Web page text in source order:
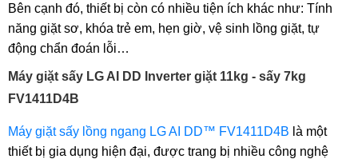
Bên cạnh đó, thiết bị còn có nhiều tiện ích khác như: Tính
năng giặt sơ, khóa trẻ em, hẹn giờ, vệ sinh lồng giặt, tự
động chẩn đoán lỗi…
Máy giặt sấy LG AI DD Inverter giặt 11kg - sấy 7kg
FV1411D4B
Máy giặt sấy lồng ngang LG AI DD™ FV1411D4B là một
thiết bị gia dụng hiện đại, được trang bị nhiều công nghệ